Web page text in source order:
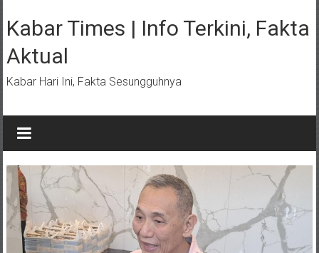
ke
konten
Kabar Times | Info Terkini, Fakta
Aktual
Kabar Hari Ini, Fakta Sesungguhnya